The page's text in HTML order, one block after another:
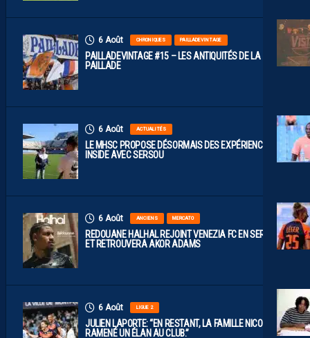
6 Août CHRONIQUES PAILLADEVINTAGE
PAILLADEVINTAGE #15 – LES ANTIQUITÉS DE LA
PAILLADE
6 Août ACTUALITÉS
LE MHSC PROPOSE DÉSORMAIS DES EXPÉRIENCES
INSIDE AVEC SERSOU
6 Août ANCIENS MERCATO
REDOUANE HALHAL REJOINT VENEZIA FC EN SERIE A
ET RETROUVERA AKOR ADAMS
6 Août LIGUE 2
JULIEN LAPORTE: “EN RESTANT, LA FAMILLE NICOLLIN A
RAMENÉ UN ÉLAN AU CLUB.”